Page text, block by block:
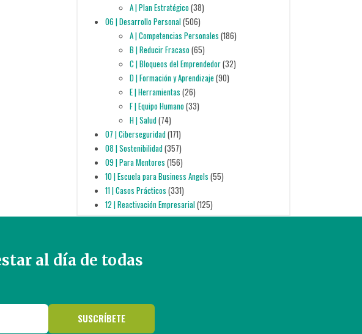
A | Plan Estratégico(38)
06 | Desarrollo Personal(506)
A | Competencias Personales (186)
B | Reducir Fracaso(65)
C | Bloqueos del Emprendedor(32)
D | Formación y Aprendizaje (90)
E | Herramientas (26)
F | Equipo Humano(33)
H | Salud(74)
07 | Ciberseguridad(171)
08 | Sostenibilidad(357)
09 | Para Mentores (156)
10 | Escuela para Business Angels (55)
11 | Casos Prácticos (331)
12 | Reactivación Empresarial(125)
al día de todas